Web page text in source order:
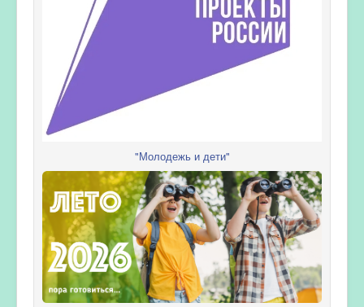
"Молодежь и дети"